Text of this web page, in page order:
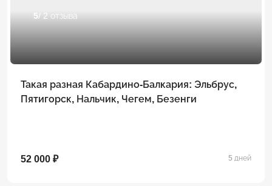
5/ 2 отзыва
Такая разная Кабардино-Балкария: Эльбрус,
Пятигорск, Нальчик, Чегем, Безенги
52 000 ₽ 5 дней